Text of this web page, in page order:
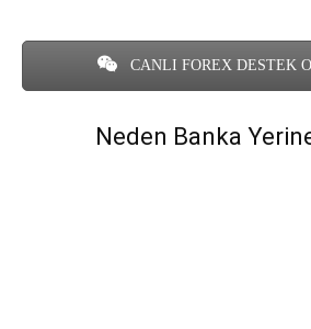
CANLI FOREX DESTEK
Neden Banka